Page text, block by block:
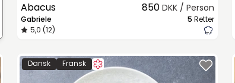
Abacus
Gabriele
5,0 (12)
850DKK / Person
5 Retter
Dansk Fransk